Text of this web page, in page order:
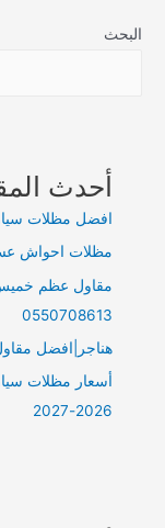
في
البحث
أحدث
افضل مظلات سيارات
مظلات احواش عسير 2026/انواعها
مقاول عظم
0550708613
هناجر|افضل مقاول هناجر
أسعار مظلات
2026-2027